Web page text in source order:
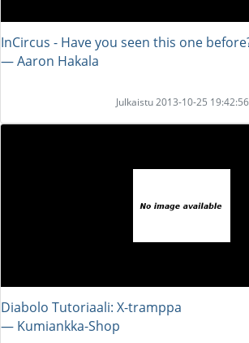
InCircus - Have you seen this one
― Aaron Hakala
Julkaistu 2013-10-25
Diabolo Tutoriaali: X-tramppa
― Kumiankka-Shop